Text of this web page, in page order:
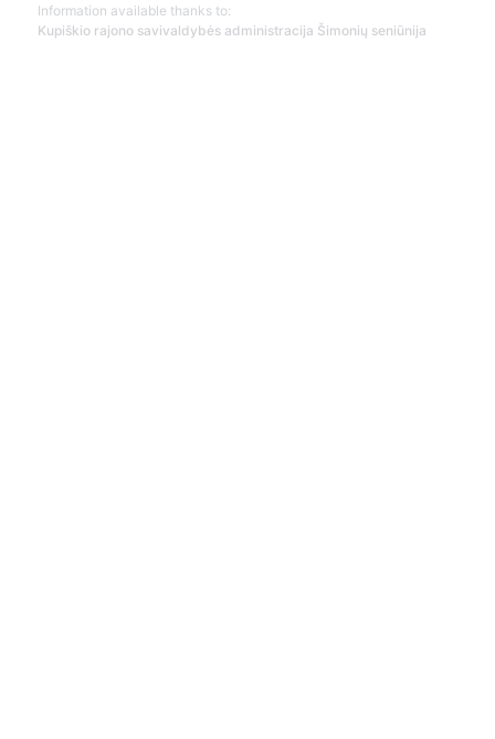
Information available thanks to:
Kupiškio rajono savivaldybės administracija Šimonių seniūnija